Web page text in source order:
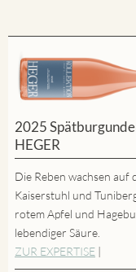
2025
HEGER
Die Reben wachsen
Kaiserstuhl und
rotem Apfel und
lebendiger Säure.
ZUR EXPERTISE |